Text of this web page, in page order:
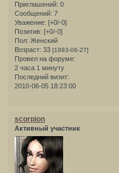
Приглашений: 0
Сообщений: 7
Уважение: [+0/-0]
Позитив: [+0/-0]
Пол: Женский
Возраст: 33 [1993-06-27]
Провел на форуме:
2 часа 1 минуту
Последний визит:
2010-06-05 18:23:00
scorpion
Активный участник